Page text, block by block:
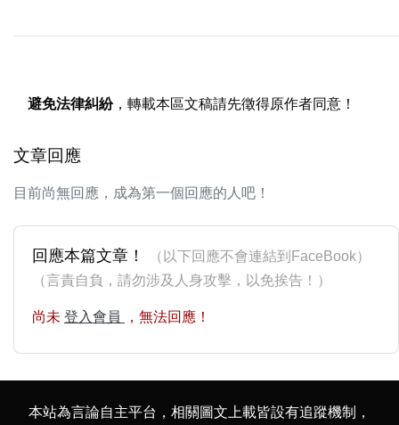
避免法律糾紛，轉載本區文稿請先徵得原作者同意！
文章回應
目前尚無回應，成為第一個回應的人吧！
回應本篇文章！
（以下回應不會連結到FaceBook）
（言責自負，請勿涉及人身攻擊，以免挨告！）
尚未 登入會員 ，無法回應！
本站為言論自主平台，相關圖文上載皆設有追蹤機制，